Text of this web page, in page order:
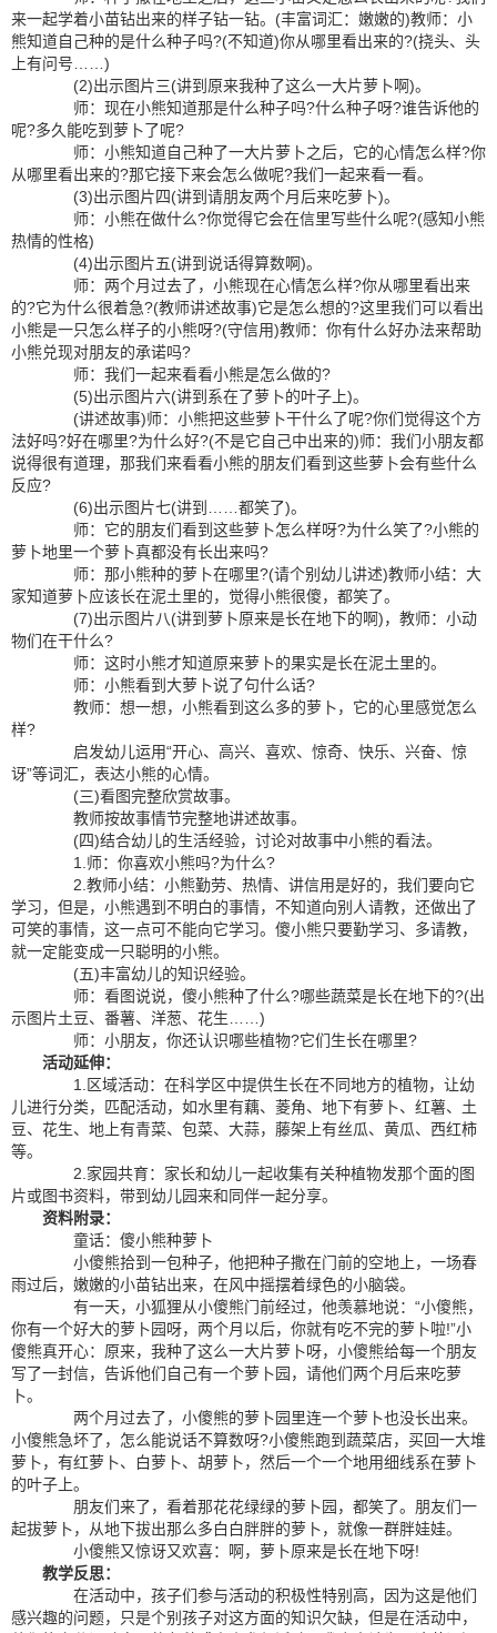
来一起学着小苗钻出来的样子钻一钻。(丰富词汇：嫩嫩的)教师：小
熊知道自己种的是什么种子吗?(不知道)你从哪里看出来的?(挠头、头
上有问号……)
(2)出示图片三(讲到原来我种了这么一大片萝卜啊)。
师：现在小熊知道那是什么种子吗?什么种子呀?谁告诉他的
呢?多久能吃到萝卜了呢?
师：小熊知道自己种了一大片萝卜之后，它的心情怎么样?你
从哪里看出来的?那它接下来会怎么做呢?我们一起来看一看。
(3)出示图片四(讲到请朋友两个月后来吃萝卜)。
师：小熊在做什么?你觉得它会在信里写些什么呢?(感知小熊
热情的性格)
(4)出示图片五(讲到说话得算数啊)。
师：两个月过去了，小熊现在心情怎么样?你从哪里看出来
的?它为什么很着急?(教师讲述故事)它是怎么想的?这里我们可以看出
小熊是一只怎么样子的小熊呀?(守信用)教师：你有什么好办法来帮助
小熊兑现对朋友的承诺吗?
师：我们一起来看看小熊是怎么做的?
(5)出示图片六(讲到系在了萝卜的叶子上)。
(讲述故事)师：小熊把这些萝卜干什么了呢?你们觉得这个方
法好吗?好在哪里?为什么好?(不是它自己中出来的)师：我们小朋友都
说得很有道理，那我们来看看小熊的朋友们看到这些萝卜会有些什么
反应?
(6)出示图片七(讲到……都笑了)。
师：它的朋友们看到这些萝卜怎么样呀?为什么笑了?小熊的
萝卜地里一个萝卜真都没有长出来吗?
师：那小熊种的萝卜在哪里?(请个别幼儿讲述)教师小结：大
家知道萝卜应该长在泥土里的，觉得小熊很傻，都笑了。
(7)出示图片八(讲到萝卜原来是长在地下的啊)，教师：小动
物们在干什么?
师：这时小熊才知道原来萝卜的果实是长在泥土里的。
师：小熊看到大萝卜说了句什么话?
教师：想一想，小熊看到这么多的萝卜，它的心里感觉怎么
样?
启发幼儿运用“开心、高兴、喜欢、惊奇、快乐、兴奋、惊
讶”等词汇，表达小熊的心情。
(三)看图完整欣赏故事。
教师按故事情节完整地讲述故事。
(四)结合幼儿的生活经验，讨论对故事中小熊的看法。
1.师：你喜欢小熊吗?为什么?
2.教师小结：小熊勤劳、热情、讲信用是好的，我们要向它
学习，但是，小熊遇到不明白的事情，不知道向别人请教，还做出了
可笑的事情，这一点可不能向它学习。傻小熊只要勤学习、多请教，
就一定能变成一只聪明的小熊。
(五)丰富幼儿的知识经验。
师：看图说说，傻小熊种了什么?哪些蔬菜是长在地下的?(出
示图片土豆、番薯、洋葱、花生……)
师：小朋友，你还认识哪些植物?它们生长在哪里?
活动延伸：
1.区域活动：在科学区中提供生长在不同地方的植物，让幼
儿进行分类，匹配活动，如水里有藕、菱角、地下有萝卜、红薯、土
豆、花生、地上有青菜、包菜、大蒜，藤架上有丝瓜、黄瓜、西红柿
等。
2.家园共育：家长和幼儿一起收集有关种植物发那个面的图
片或图书资料，带到幼儿园来和同伴一起分享。
资料附录：
童话：傻小熊种萝卜
小傻熊拾到一包种子，他把种子撒在门前的空地上，一场春
雨过后，嫩嫩的小苗钻出来，在风中摇摆着绿色的小脑袋。
有一天，小狐狸从小傻熊门前经过，他羡慕地说：“小傻熊，
你有一个好大的萝卜园呀，两个月以后，你就有吃不完的萝卜啦!”小
傻熊真开心：原来，我种了这么一大片萝卜呀，小傻熊给每一个朋友
写了一封信，告诉他们自己有一个萝卜园，请他们两个月后来吃萝
卜。
两个月过去了，小傻熊的萝卜园里连一个萝卜也没长出来。
小傻熊急坏了，怎么能说话不算数呀?小傻熊跑到蔬菜店，买回一大堆
萝卜，有红萝卜、白萝卜、胡萝卜，然后一个一个地用细线系在萝卜
的叶子上。
朋友们来了，看着那花花绿绿的萝卜园，都笑了。朋友们一
起拔萝卜，从地下拔出那么多白白胖胖的萝卜，就像一群胖娃娃。
小傻熊又惊讶又欢喜：啊，萝卜原来是长在地下呀!
教学反思：
在活动中，孩子们参与活动的积极性特别高，因为这是他们
感兴趣的问题，只是个别孩子对这方面的知识欠缺，但是在活动中，